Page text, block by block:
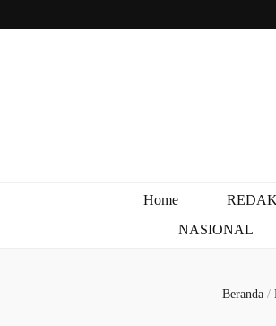
Home
NASIONAL
Beranda /